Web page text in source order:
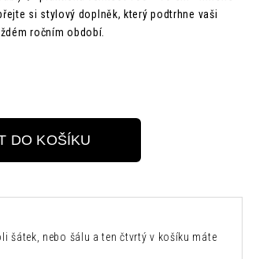
si stylový doplněk, který podtrhne vaši
ročním období.
DO KOŠÍKU
šátek, nebo šálu a ten čtvrtý v košíku máte